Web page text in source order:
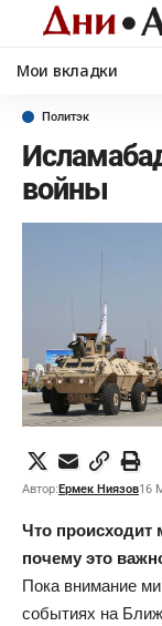
Мои вкладки
Политэк
войны
Автор:Ермек Ниязов16
Что происходит
почему это
Пока внимание
событиях на